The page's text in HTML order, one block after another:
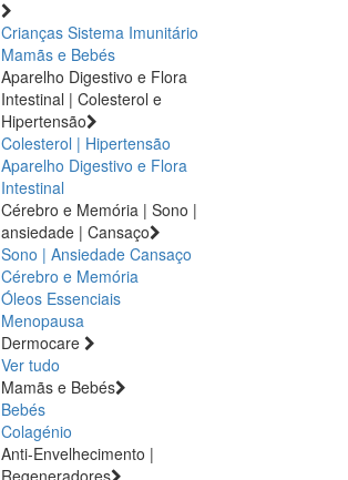
Crianças Sistema Imunitário
Mamãs e Bebés
Aparelho Digestivo e Flora
Intestinal | Colesterol e
Hipertensão
Colesterol | Hipertensão
Aparelho Digestivo e Flora
Intestinal
Cérebro e Memória | Sono |
ansiedade | Cansaço
Sono | Ansiedade Cansaço
Cérebro e Memória
Óleos Essenciais
Menopausa
Dermocare
Ver tudo
Mamãs e Bebés
Bebés
Colagénio
Anti-Envelhecimento |
Regeneradores